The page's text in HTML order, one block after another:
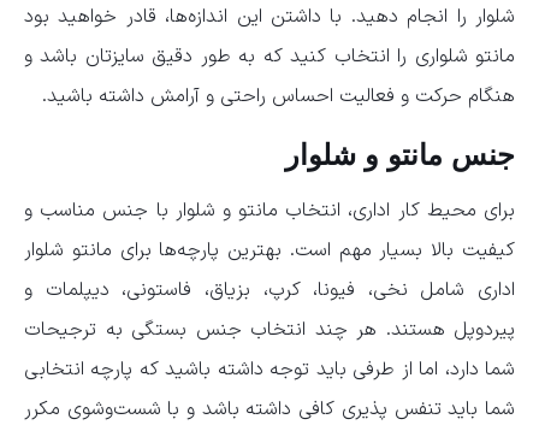
شلوار را انجام دهید. با داشتن این اندازه‌ها، قادر خواهید بود
مانتو شلواری را انتخاب کنید که به طور دقیق سایزتان باشد و
هنگام حرکت و فعالیت احساس راحتی و آرامش داشته باشید.
جنس مانتو و شلوار
برای محیط کار اداری، انتخاب مانتو و شلوار با جنس مناسب و
کیفیت بالا بسیار مهم است. بهترین پارچه‌ها برای مانتو شلوار
اداری شامل نخی، فیونا، کرپ، بزیاق، فاستونی، دیپلمات و
پیردوپل هستند. هر چند انتخاب جنس بستگی به ترجیحات
شما دارد، اما از طرفی باید توجه داشته باشید که پارچه انتخابی
شما باید تنفس پذیری کافی داشته باشد و با شست‌وشوی مکرر